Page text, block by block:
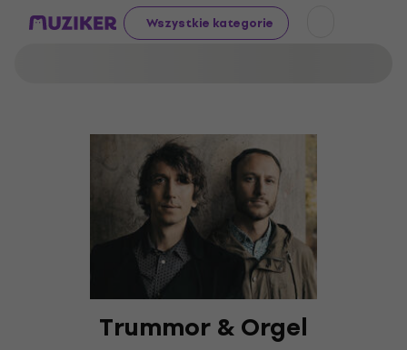
Wszystkie kategorie
Trummor & Orgel